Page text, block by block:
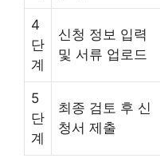
4
단
계
신청 정보 입력
및 서류 업로드
5
단
계
최종 검토 후 신
청서 제출